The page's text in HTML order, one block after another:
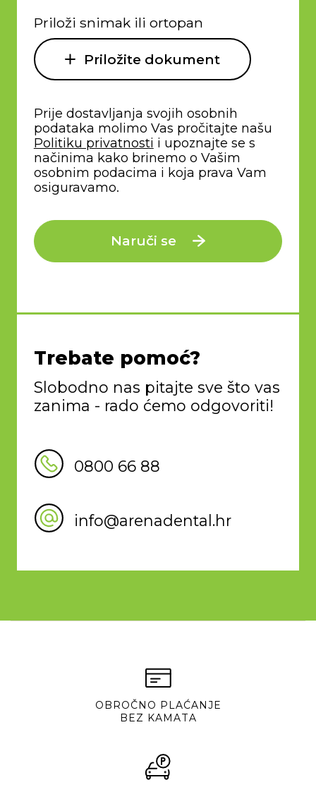
Priloži snimak ili ortopan
Priložite dokument
Prije dostavljanja svojih osobnih
podataka molimo Vas pročitajte našu
Politiku privatnosti i upoznajte se s
načinima kako brinemo o Vašim
osobnim podacima i koja prava Vam
osiguravamo.
Naruči se
Trebate pomoć?
Slobodno nas pitajte sve što vas
zanima - rado ćemo odgovoriti!
0800 66 88
info@arenadental.hr
OBROČNO PLAĆANJE
BEZ KAMATA